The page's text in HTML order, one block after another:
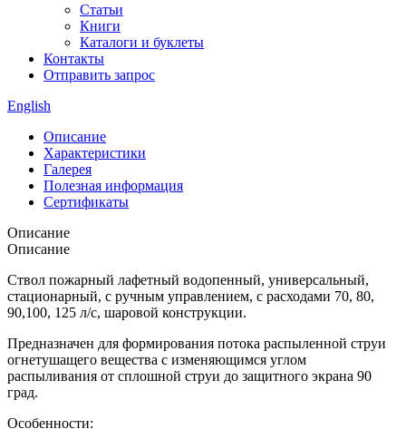
Статьи
Книги
Каталоги и буклеты
Контакты
Отправить запрос
English
Описание
Характеристики
Галерея
Полезная информация
Сертификаты
Описание
Описание
Ствол пожарный лафетный водопенный, универсальный,
стационарный, с ручным управлением, с расходами 70, 80,
90,100, 125 л/с, шаровой конструкции.
Предназначен для формирования потока распыленной струи
огнетушащего вещества с изменяющимся углом
распыливания от сплошной струи до защитного экрана 90
град.
Особенности: